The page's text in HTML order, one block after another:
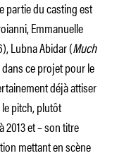
partie du casting est
Emmanuelle
Lubna Abidar (Much
dans ce projet pour le
déjà attiser
pitch, plutôt
2013 et – son titre
mettant en scène